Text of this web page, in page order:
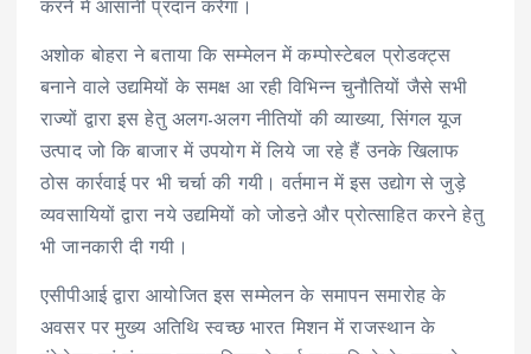
करने में आसानी प्रदान करेगा।
अशोक बोहरा ने बताया कि सम्मेलन में कम्पोस्टेबल प्रोडक्ट्स
बनाने वाले उद्यमियों के समक्ष आ रही विभिन्न चुनौतियों जैसे सभी
राज्यों द्वारा इस हेतु अलग-अलग नीतियों की व्याख्या, सिंगल यूज
उत्पाद जो कि बाजार में उपयोग में लिये जा रहे हैं उनके खिलाफ
ठोस कार्रवाई पर भी चर्चा की गयी। वर्तमान में इस उद्योग से जुड़े
व्यवसायियों द्वारा नये उद्यमियों को जोडऩे और प्रोत्साहित करने हेतु
भी जानकारी दी गयी।
एसीपीआई द्वारा आयोजित इस सम्मेलन के समापन समारोह के
अवसर पर मुख्य अतिथि स्वच्छ भारत मिशन में राजस्थान के